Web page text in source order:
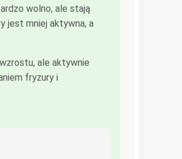
wolno, ale stają
jest mniej aktywna, a
ale aktywnie
fryzury i